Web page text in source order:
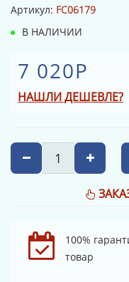
Артикул: FC06179
В НАЛИЧИИ
7 020Р
НАШЛИ ДЕШЕВЛЕ?
100%
товар